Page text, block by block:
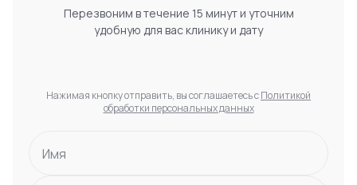
Перезвоним в течение 15 минут и уточним
удобную для вас клинику и дату
Нажимая кнопку отправить, вы соглашаетесь сПолитикой
обработки персональных данных
Имя